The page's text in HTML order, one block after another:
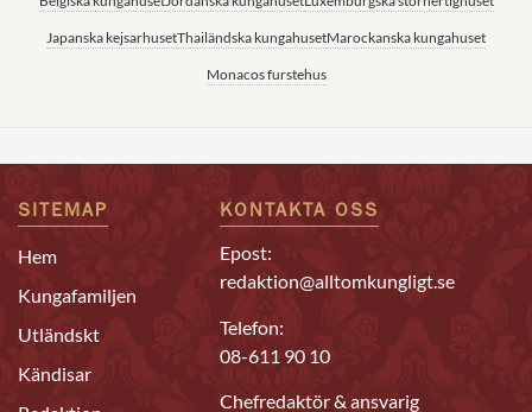
Japanska kejsarhusetThailändska kungahusetMarockanska kungahuset
Monacos furstehus
SITEMAP
Hem
Kungafamiljen
Utländskt
Kändisar
KONTAKTA OSS
Epost:
redaktion@alltomkungligt.se
Telefon:
08-611 90 10
Chefredaktör & ansvarig